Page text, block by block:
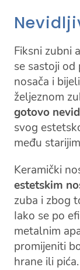
Fiksni zubni
se sastoji
nosača i
željeznom
gotovo
svog
među
Keramički
estetskim
zuba i zbog
Iako se po
metalnim
promijeniti
hrane ili pića.